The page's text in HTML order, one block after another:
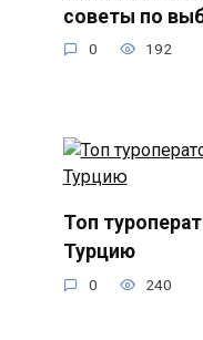
советы по
0 192
Топ
Турцию
0 240